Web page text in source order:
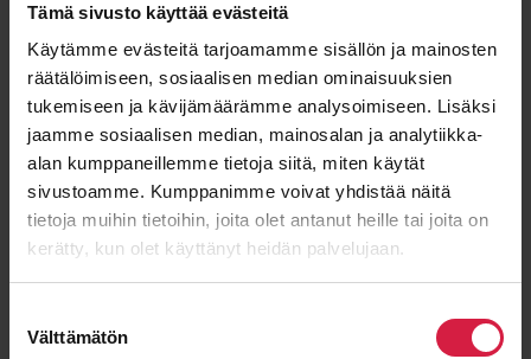
Tämä sivusto käyttää evästeitä
Käytämme evästeitä tarjoamamme sisällön ja mainosten
räätälöimiseen, sosiaalisen median ominaisuuksien
tukemiseen ja kävijämäärämme analysoimiseen. Lisäksi
jaamme sosiaalisen median, mainosalan ja analytiikka-
alan kumppaneillemme tietoja siitä, miten käytät
sivustoamme. Kumppanimme voivat yhdistää näitä
tietoja muihin tietoihin, joita olet antanut heille tai joita on
kerätty, kun olet käyttänyt heidän palvelujaan.
valinta
Välttämätön
Email:
com
" näyttää pakolliset kentät
Etunimi